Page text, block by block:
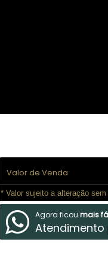
Valor de Venda
* Valor sujeito a alteração
Agora ficou mais
Atendimento